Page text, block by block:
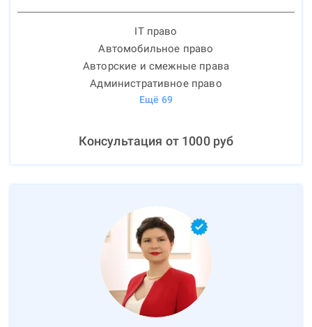
IT право
Автомобильное право
Авторские и смежные права
Административное право
Ещё 69
Консультация от 1000руб